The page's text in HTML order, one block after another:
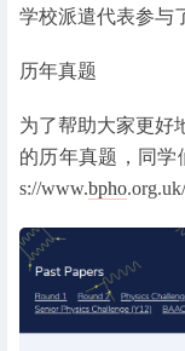
学校派遣代表参与
历年真题
为了帮助大家更好
的历年真题，同学
s://www.bpho